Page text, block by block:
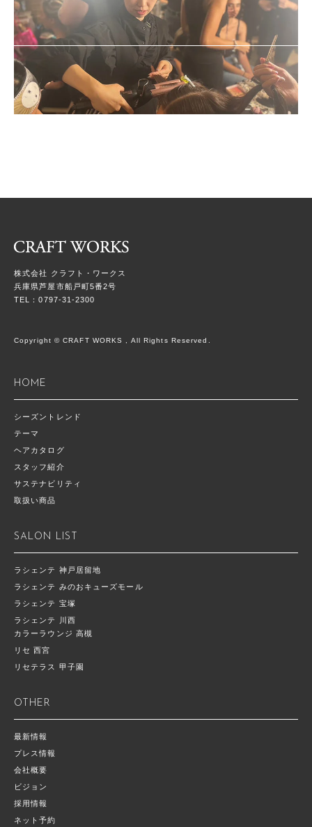
株式会社 クラフト・ワークス
兵庫県芦屋市船戸町5番2号
TEL：0797-31-2300
Copyright © CRAFT WORKS , All Rights Reserved.
HOME
シーズントレンド
テーマ
ヘアカタログ
スタッフ紹介
サステナビリティ
取扱い商品
SALON LIST
ラシェンテ 神戸居留地
ラシェンテ みのおキューズモール
ラシェンテ 宝塚
ラシェンテ 川西
カラーラウンジ 高槻
リセ 西宮
リセテラス 甲子園
OTHER
最新情報
プレス情報
会社概要
ビジョン
採用情報
ネット予約